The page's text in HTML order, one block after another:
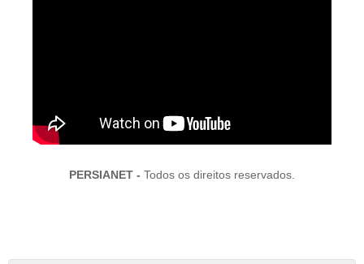
PERSIANET - Todos os direitos reservados.